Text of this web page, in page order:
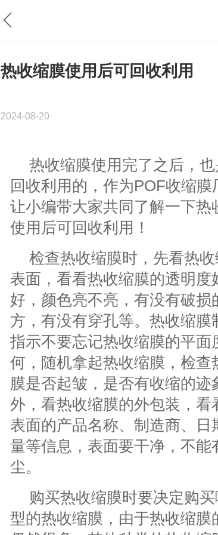
热收缩膜使用后可回收利用
2024-08-20
热收缩膜使用完了之后，也
回收利用的，作为POF收缩膜
让小编带大家共同了解一下热
使用后可回收利用！
检查热收缩膜时，先看热收
表面，看看热收缩膜的透明度
好，颜色亮不亮，有没有破损
方，有没有穿孔等。热收缩膜
指示不要忘记热收缩膜的平面
何，随机拿起热收缩膜，检查
膜是否起皱，是否有收缩的迹
外，看热收缩膜的外包装，看
表面的产品名称、制造商、日
量等信息，表面要干净，不能
尘。
购买热收缩膜时要决定购
型的热收缩膜，由于热收缩膜